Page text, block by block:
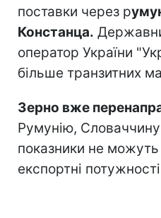
поставки через р
Констанца.
оператор України
більше транзитних
Зерно вже
Румунію,
показники не можуть
експортні